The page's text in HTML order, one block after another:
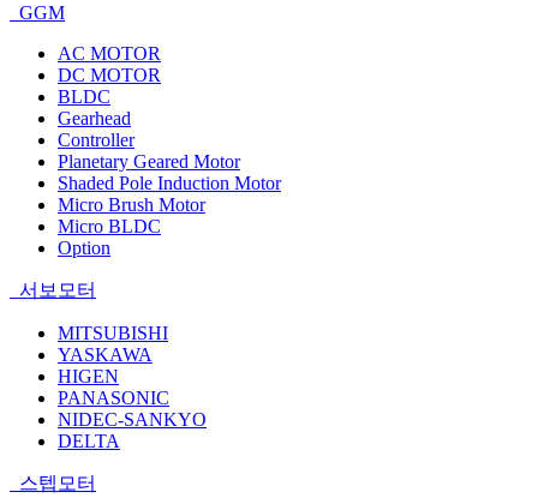
GGM
AC MOTOR
DC MOTOR
BLDC
Gearhead
Controller
Planetary Geared Motor
Shaded Pole Induction Motor
Micro Brush Motor
Micro BLDC
Option
서보모터
MITSUBISHI
YASKAWA
HIGEN
PANASONIC
NIDEC-SANKYO
DELTA
스텝모터